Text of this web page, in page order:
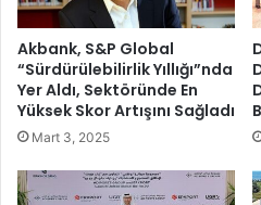
Y
e
t
n
k
l
e
m
i
k
y
ü
ü
c
Akbank, S&P Global
“Sürdürülebilirlik Yıllığı”nda
Yer Aldı, Sektöründe En
Yüksek Skor Artışını Sağladı
Mart 3, 2025